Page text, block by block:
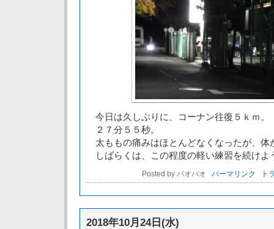
今日は久しぶりに、コーナン往復５ｋｍ。
２７分５５秒。
太ももの痛みはほとんどなくなったが、体
しばらくは、この程度の軽い練習を続けよ
Posted by パオパオ パーマリンク ト
2018年10月24日(水)